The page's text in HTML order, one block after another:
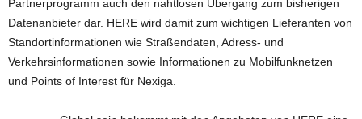
Partnerprogramm auch den nahtlosen Übergang zum bisherigen
Datenanbieter dar. HERE wird damit zum wichtigen Lieferanten von
Standortinformationen wie Straßendaten, Adress- und
Verkehrsinformationen sowie Informationen zu Mobilfunknetzen
und Points of Interest für Nexiga.